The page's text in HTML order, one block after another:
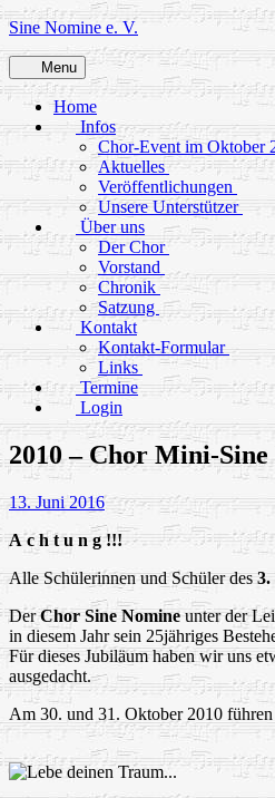
Skip
to
content
Sine Nomine e. V.
Menu
Home
Infos
Chor-Event im Oktober
Aktuelles
Veröffentlichungen
Unsere Unterstützer
Über uns
Der Chor
Vorstand
Chronik
Satzung
Kontakt
Kontakt-Formular
Links
Termine
Login
2010 – Chor Mini-Sine
13. Juni 2016
Achtung!!!
Alle Schülerinnen und Schüler des3.
DerChor Sine Nomineunter der
in diesem Jahr sein 25jähriges
Für dieses Jubiläum haben wir uns
ausgedacht.
Am 30. und 31. Oktober 2010